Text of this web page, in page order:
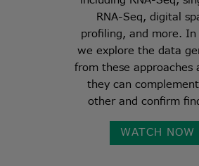
RNA-Seq, digital
profiling, and more.
we explore the data
from these approaches
they can
other and confirm
WATCH NOW